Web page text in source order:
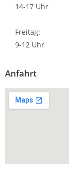
14-17 Uhr
Freitag:
9-12 Uhr
Anfahrt